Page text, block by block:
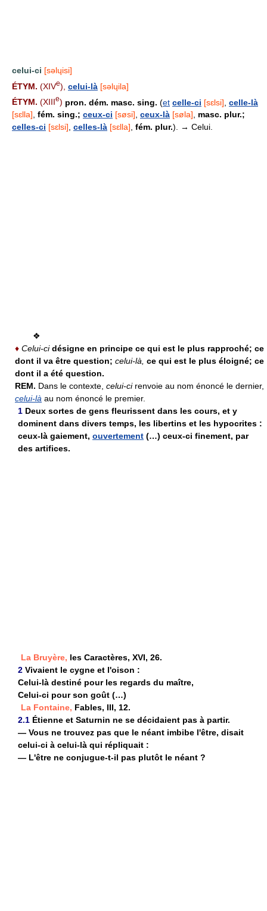
celui-ci [səlɥisi]
ÉTYM. (XIVe), celui-là [səlɥila]
ÉTYM. (XIIIe) pron. dém. masc. sing. (et celle-ci [sɛlsi] celle-là
[sɛlla], fém. sing.; ceux-ci [søsi], ceux-là [søla], masc. plur.;
celles-ci [sɛlsi], celles-là [sɛlla], fém. plur.). → Celui.
❖
♦ Celui-cidésigne en principe ce qui est le plus rapproché; ce
dont il va être question; celui-là, ce qui est le plus éloigné; ce
dont il a été question.
REM. Dans le contexte, celui-cirenvoie au nom énoncé le dernier,
celui-là au nom énoncé le premier.
1 Deux sortes de gens fleurissent dans les cours, et y
dominent dans divers temps, les libertins et les hypocrites :
ceux-là gaiement, ouvertement (…) ceux-ci finement, par
des artifices.
La Bruyère, les Caractères, XVI, 26.
2 Vivaient le cygne et l'oison :
Celui-là destiné pour les regards du maître,
Celui-ci pour son goût (…)
La Fontaine, Fables, III, 12.
2.1 Étienne et Saturnin ne se décidaient pas à partir.
— Vous ne trouvez pas que le néant imbibe l'être, disait
celui-ci à celui-là qui répliquait :
— L'être ne conjugue-t-il pas plutôt le néant ?